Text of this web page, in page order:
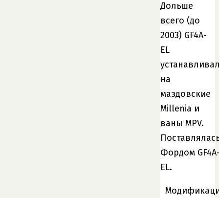
Дольше
всего (до
2003) GF4A-
EL
на
маздовские
Millenia и
ваны MPV.
Фордом
EL.